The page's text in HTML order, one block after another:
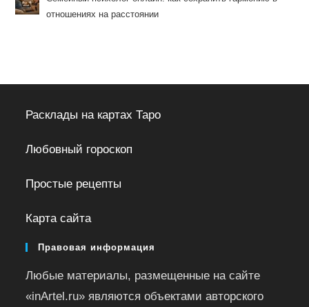
отношениях на расстоянии
Расклады на картах Таро
Любовный гороскоп
Простые рецепты
Карта сайта
Правовая информация
Любые материалы, размещенные на сайте
«inArtel.ru» являются объектами авторского